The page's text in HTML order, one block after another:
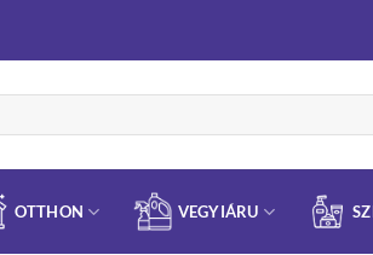
OTTHON VEGYIÁRU